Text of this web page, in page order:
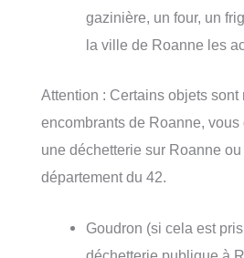
gazinière, un four, un
la ville de Roanne les
Attention : Certains objets sont
encombrants de Roanne,
une déchetterie sur Roanne
département du 42.
Goudron (si cela est